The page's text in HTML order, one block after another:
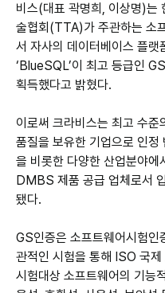
비스(대표 곽명희, 이상명)는
술협회(TTA)가 주관하는 소
서 자사의 데이터베이스 플랫
‘BlueSQL’이 최고 등급인
획득했다고 밝혔다.
이로써 크라비스는 최고 수준
품질을 보유한 기업으로 인정
을 비롯한 다양한 산업분야에
DMBS 제품 공급 업체로서
됐다.
GS인증은 소프트웨어시험인
관적인 시험을 통해 ISO 국제
시험대상 소프트웨어의 기능